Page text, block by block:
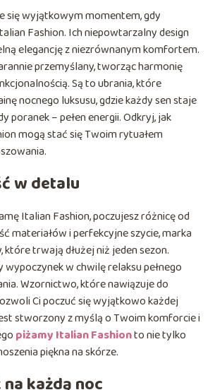
się wyjątkowym momentem, gdy
Fashion. Ich niepowtarzalny design
elegancję z niezrównanym komfortem.
przemyślany, tworząc harmonię
Są to ubrania, które
nocnego luksusu, gdzie każdy sen staje
poranek – pełen energii. Odkryj, jak
mogą stać się Twoim rytuałem
w detalu
Italian Fashion, poczujesz różnicę od
materiałów i perfekcyjne szycie, marka
trwają dłużej niż jeden sezon.
w chwilę relaksu pełnego
Wzornictwo, które nawiązuje do
Ci poczuć się wyjątkowo każdej
stworzony z myślą o Twoim komforcie i
piżamy Italian Fashionto nie tylko
piękna na skórze.
każdą noc